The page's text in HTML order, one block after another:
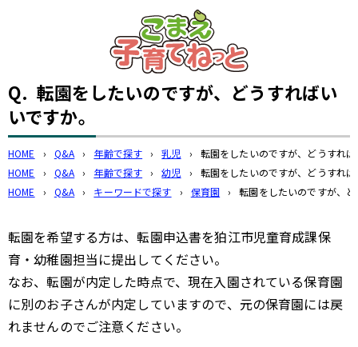
このページの本文へ
Q. 転園をしたいのですが、どうすればい
いですか。
HOME › Q&A › 年齢で探す › 乳児 ›
転園をしたいのですが、どうすれ
HOME
› Q&A › 年齢で探す › 幼児 ›
転園をしたいのですが、どうすれ
HOME
› Q&A › キーワードで探す › 保育園 › 転園をしたいのですが、
転園を希望する方は、転園申込書を狛江市児童育成課保
育・幼稚園担当に提出してください。
なお、転園が内定した時点で、現在入園されている保育園
に別のお子さんが内定していますので、元の保育園には戻
れませんのでご注意ください。